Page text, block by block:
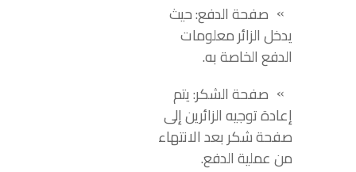
صفحة الدفع: حيث
يدخل الزائر معلومات
الدفع الخاصة به.
صفحة الشكر: يتم
إعادة توجيه الزائرين إلى
صفحة شكر بعد الانتهاء
من عملية الدفع.